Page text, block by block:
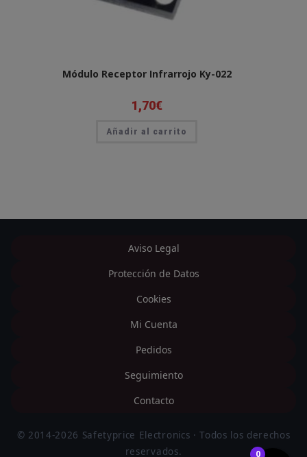
Módulo Receptor Infrarrojo Ky-022
1,70€
Añadir al carrito
0
Aviso Legal
Protección de Datos
Cookies
Mi Cuenta
Pedidos
Seguimiento
Contacto
© 2014-2026 Safetyprice Electronics · Todos los derechos
reservados.